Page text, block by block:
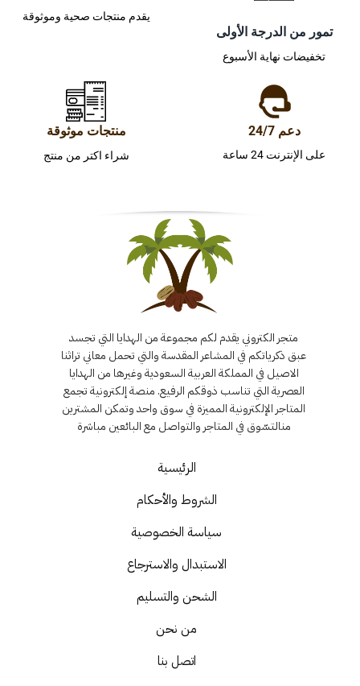
تمور من الدرجة الأولى
تخفيضات نهاية الأسبوع
يقدم منتجات صحية وموثوقة
دعم 24/7
على الإنترنت 24 ساعة
منتجات موثوقة
شراء اكتر من منتج
متجر الكتروني يقدم لكم مجموعة من الهدايا التي تجسد
عبق ذكرياتكم في المشاعر المقدسة والتي تحمل معاني تراثنا
الاصيل في المملكة العربية السعودية وغيرها من الهدايا
العصرية التي تناسب ذوقكم الرفيع. منصة إلكترونية تجمع
المتاجر الإلكترونية المميزة في سوق واحد وتمكن المشترين
منالتسّوق في المتاجر والتواصل مع البائعين مباشرة
الرئيسية
الشروط والأحكام
سياسة الخصوصية
الاستبدال والاسترجاع
الشحن والتسليم
من نحن
اتصل بنا